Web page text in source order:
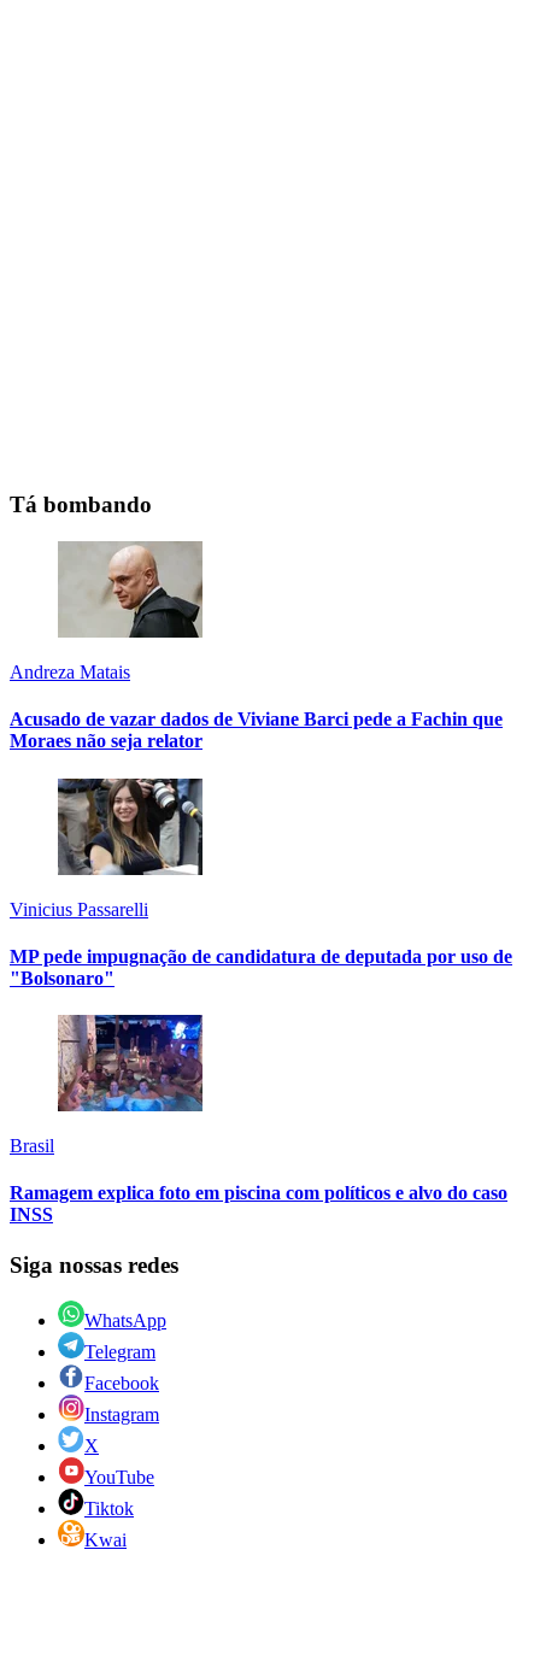
Tá bombando
Andreza Matais
Acusado de vazar dados de Viviane Barci pede a Fachin que
Moraes não seja relator
Vinicius Passarelli
MP pede impugnação de candidatura de deputada por uso de
"Bolsonaro"
Brasil
Ramagem explica foto em piscina com políticos e alvo do caso
INSS
Siga nossas redes
WhatsApp
Telegram
Facebook
Instagram
X
YouTube
Tiktok
Kwai